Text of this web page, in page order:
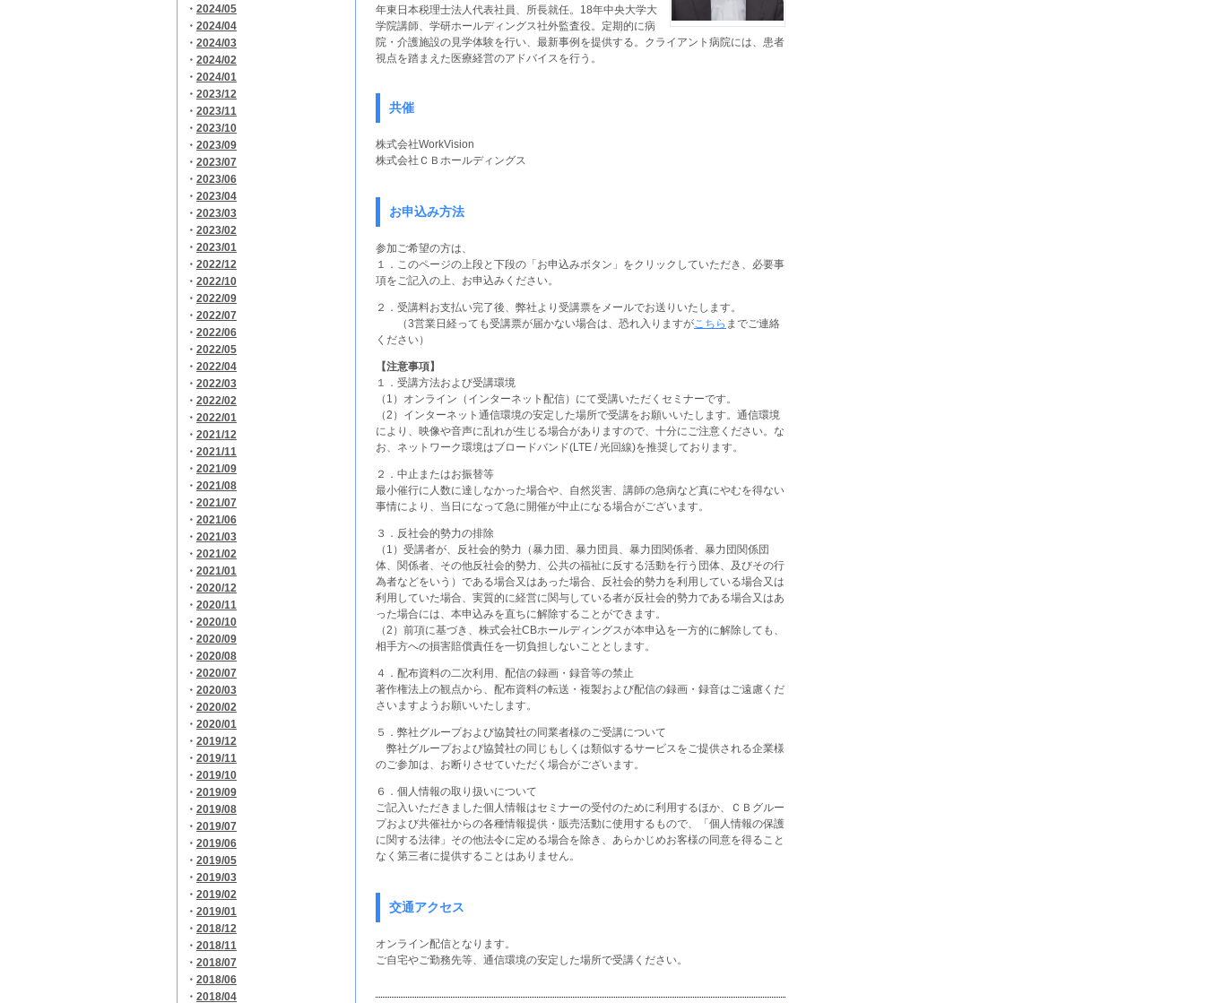
・ 2024/05
・ 2024/04
・ 2024/03
・ 2024/02
・ 2024/01
・ 2023/12
・ 2023/11
・ 2023/10
・ 2023/09
・ 2023/07
・ 2023/06
・ 2023/04
・ 2023/03
・ 2023/02
・ 2023/01
・ 2022/12
・ 2022/10
・ 2022/09
・ 2022/07
・ 2022/06
・ 2022/05
・ 2022/04
・ 2022/03
・ 2022/02
・ 2022/01
・ 2021/12
・ 2021/11
・ 2021/09
・ 2021/08
・ 2021/07
・ 2021/06
・ 2021/03
・ 2021/02
・ 2021/01
・ 2020/12
・ 2020/11
・ 2020/10
・ 2020/09
・ 2020/08
・ 2020/07
・ 2020/03
・ 2020/02
・ 2020/01
・ 2019/12
・ 2019/11
・ 2019/10
・ 2019/09
・ 2019/08
・ 2019/07
・ 2019/06
・ 2019/05
・ 2019/03
・ 2019/02
・ 2019/01
・ 2018/12
・ 2018/11
・ 2018/07
・ 2018/06
・ 2018/04
年東日本税理士法人代表社員、所長就任。18年中央大学大
学院講師、学研ホールディングス社外監査役。定期的に病
院・介護施設の見学体験を行い、最新事例を提供する。クライアント病院には、患者
視点を踏まえた医療経営のアドバイスを行う。
共催
株式会社WorkVision
株式会社ＣＢホールディングス
お申込み方法
参加ご希望の方は、
１．このページの上段と下段の「お申込みボタン」をクリックしていただき、必要事
項をご記入の上、お申込みください。
２．受講料お支払い完了後、弊社より受講票をメールでお送りいたします。
（3営業日経っても受講票が届かない場合は、恐れ入りますが こちら までご連絡
ください）
【注意事項】
１．受講方法および受講環境
（1）オンライン（インターネット配信）にて受講いただくセミナーです。
（2）インターネット通信環境の安定した場所で受講をお願いいたします。通信環境
により、映像や音声に乱れが生じる場合がありますので、十分にご注意ください。な
お、ネットワーク環境はブロードバンド(LTE / 光回線)を推奨しております。
２．中止またはお振替等
最小催行に人数に達しなかった場合や、自然災害、講師の急病など真にやむを得ない
事情により、当日になって急に開催が中止になる場合がございます。
３．反社会的勢力の排除
（1）受講者が、反社会的勢力（暴力団、暴力団員、暴力団関係者、暴力団関係団
体、関係者、その他反社会的勢力、公共の福祉に反する活動を行う団体、及びその行
為者などをいう）である場合又はあった場合、反社会的勢力を利用している場合又は
利用していた場合、実質的に経営に関与している者が反社会的勢力である場合又はあ
った場合には、本申込みを直ちに解除することができます。
（2）前項に基づき、株式会社CBホールディングスが本申込を一方的に解除しても、
相手方への損害賠償責任を一切負担しないこととします。
４．配布資料の二次利用、配信の録画・録音等の禁止
著作権法上の観点から、配布資料の転送・複製および配信の録画・録音はご遠慮くだ
さいますようお願いいたします。
５．弊社グループおよび協賛社の同業者様のご受講について
弊社グループおよび協賛社の同じもしくは類似するサービスをご提供される企業様
のご参加は、お断りさせていただく場合がございます。
６．個人情報の取り扱いについて
ご記入いただきました個人情報はセミナーの受付のために利用するほか、ＣＢグルー
プおよび共催社からの各種情報提供・販売活動に使用するもので、「個人情報の保護
に関する法律」その他法令に定める場合を除き、あらかじめお客様の同意を得ること
なく第三者に提供することはありません。
交通アクセス
オンライン配信となります。
ご自宅やご勤務先等、通信環境の安定した場所で受講ください。